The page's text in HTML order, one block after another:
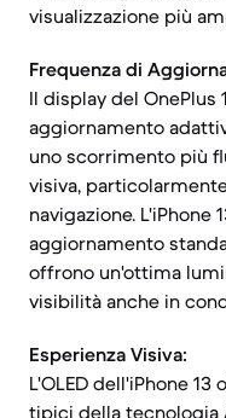
visualizzazione più
Frequenza di
Il display del OnePlus
aggiornamento
uno scorrimento più
visiva,
navigazione. L'iPhone
aggiornamento
offrono un'ottima
visibilità anche in
Esperienza Visiva:
L'OLED dell'iPhone
tipici della tecnologia